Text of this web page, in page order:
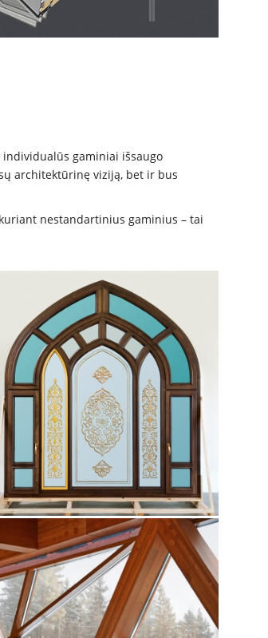
gaminiai išsaugo
architektūrinę viziją, bet ir bus
nestandartinius gaminius – tai